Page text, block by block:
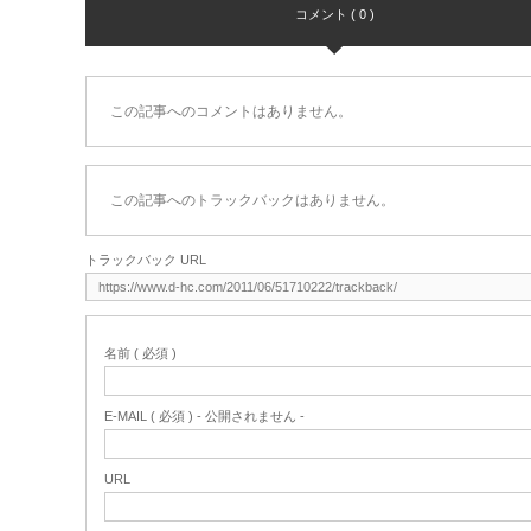
コメント ( 0 )
この記事へのコメントはありません。
この記事へのトラックバックはありません。
トラックバック URL
名前 ( 必須 )
E-MAIL ( 必須 ) - 公開されません -
URL